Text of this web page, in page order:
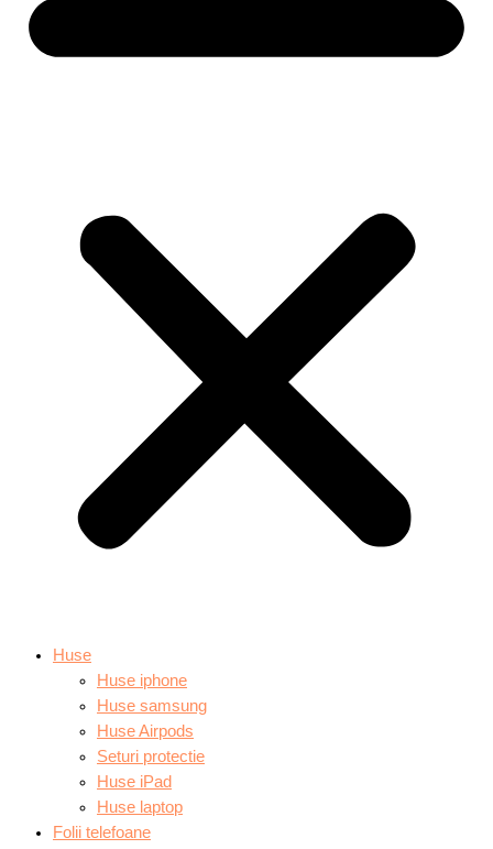
Huse
Huse iphone
Huse samsung
Huse Airpods
Seturi protectie
Huse iPad
Huse laptop
Folii telefoane